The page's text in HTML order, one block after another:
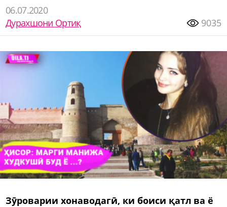
06.07.2020
Дурахшони Ортиқ
9035
Зӯроварии хонаводагӣ, ки боиси қатл ва ё